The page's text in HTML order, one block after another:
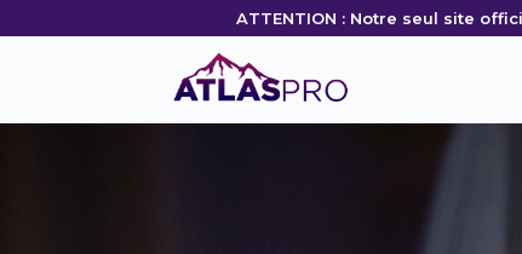
ATTENTION : Notre seul site